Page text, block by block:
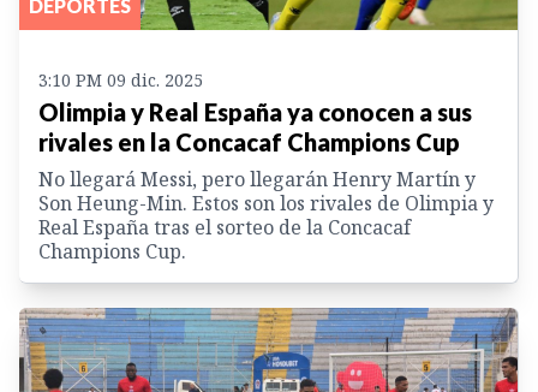
DEPORTES
3:10 PM 09 dic. 2025
Olimpia y Real España ya conocen a sus
rivales en la Concacaf Champions Cup
No llegará Messi, pero llegarán Henry Martín y
Son Heung-Min. Estos son los rivales de Olimpia y
Real España tras el sorteo de la Concacaf
Champions Cup.